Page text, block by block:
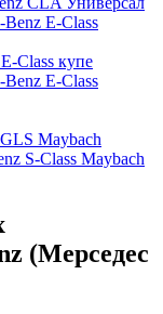
Benz E-Class
Class купе
Benz E-Class
Maybach
S-Class Maybach
(Мерседес